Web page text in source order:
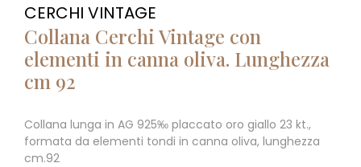
CERCHI VINTAGE
Collana Cerchi Vintage con
elementi in canna oliva. Lunghezza
cm 92
Collana lunga in AG 925‰ placcato oro giallo 23 kt.,
formata da elementi tondi in canna oliva, lunghezza
cm.92